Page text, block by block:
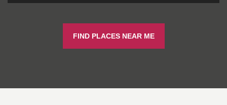
FIND PLACES NEAR ME